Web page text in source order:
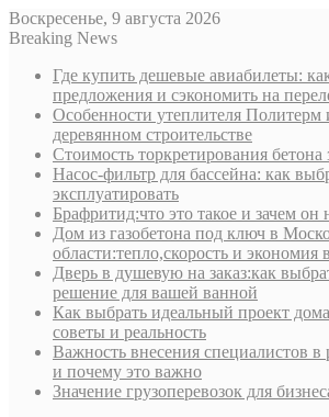
Воскресенье, 9 августа 2026
Breaking News
Где купить дешевые авиабилеты:
предложения и сэкономить на
Особенности утеплителя Политерм
деревянном строительстве
Стоимость торкретирования бетона
Насос-фильтр для бассейна: как
эксплуатировать
Брафритид:что это такое и зачем он
Дом из газобетона под ключ в
области:тепло,скорость и экономия
Дверь в душевую на заказ:как
решение для вашей ванной
Как выбрать идеальный проект
советы и реальность
Важность внесения специалистов в
и почему это важно
Значение грузоперевозок для